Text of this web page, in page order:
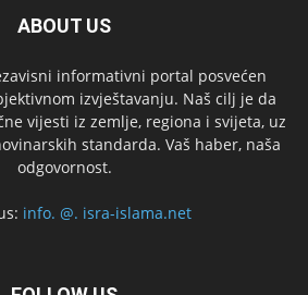
ABOUT US
informativni portal posvećen
izvještavanju. Naš cilj je da
vijesti iz zemlje, regiona i svijeta, uz
standarda. Vaš haber, naša
odgovornost.
info. @. isra-islama.net